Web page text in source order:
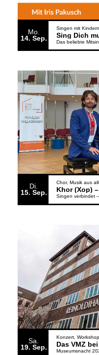
Mo.
14 Sep.
Singen mit Kindern
Sing Dich
Di.
15 Sep.
Chor Musik aus
Khor (Xop)
Sa.
19 Sep.
Konzert Workshop
Museumsnacht